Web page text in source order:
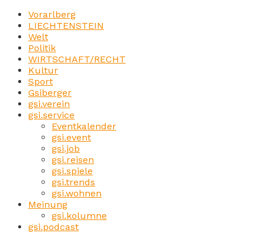
Vorarlberg
LIECHTENSTEIN
Welt
Politik
WIRTSCHAFT/RECHT
Kultur
Sport
Gsiberger
gsi.verein
gsi.service
Eventkalender
gsi.event
gsi.job
gsi.reisen
gsi.spiele
gsi.trends
gsi.wohnen
Meinung
gsi.kolumne
gsi.podcast